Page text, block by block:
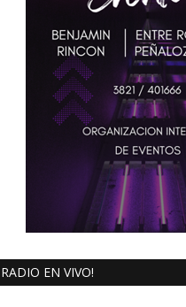
RADIO EN VIVO!